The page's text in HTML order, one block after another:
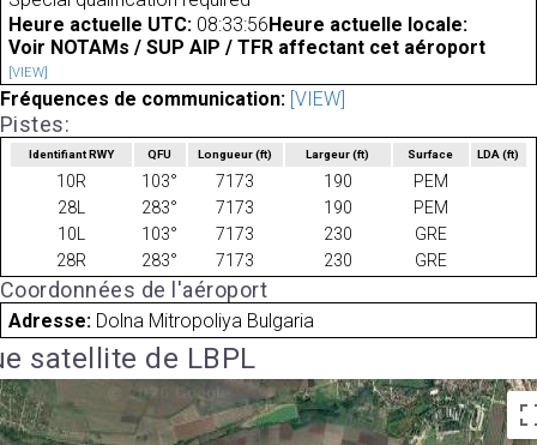
Heure actuelle UTC: 08:33:56 Heure actuelle locale:
Voir NOTAMs / SUP AIP / TFR affectant cet aéroport
[VIEW]
Fréquences de communication: [VIEW]
Pistes:
Identifiant RWY QFU Longueur(ft) Largeur(ft) Surface LDA(ft)
10R 103° 7173 190
PEM
28L
283° 7173 190
PEM
10L
103° 7173 230
GRE
28R
283° 7173 230 GRE
Coordonnées de l'aéroport
Adresse: Dolna Mitropoliya Bulgaria
satellite de LBPL